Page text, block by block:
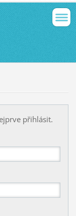
přihlásit.